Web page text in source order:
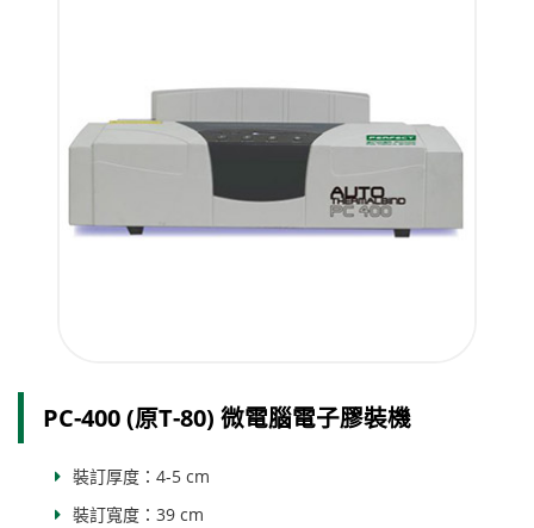
PC-400 (原T-80) 微電腦電子膠裝機
裝訂厚度：4-5 cm
裝訂寬度：39 cm